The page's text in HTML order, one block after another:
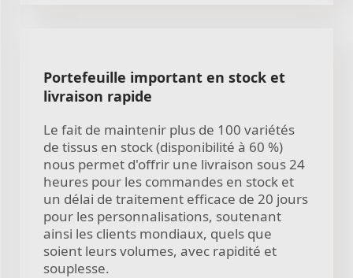
Portefeuille important en stock et
livraison rapide
Le fait de maintenir plus de 100 variétés
de tissus en stock (disponibilité à 60 %)
nous permet d'offrir une livraison sous 24
heures pour les commandes en stock et
un délai de traitement efficace de 20 jours
pour les personnalisations, soutenant
ainsi les clients mondiaux, quels que
soient leurs volumes, avec rapidité et
souplesse.